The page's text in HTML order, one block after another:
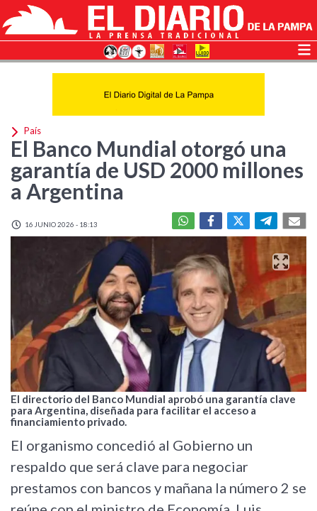
País
El Banco Mundial otorgó una
garantía de USD 2000 millones
a Argentina
16 JUNIO 2026 - 18:13
El directorio del Banco Mundial aprobó una garantía clave
para Argentina, diseñada para facilitar el acceso a
financiamiento privado.
El organismo concedió al Gobierno un
respaldo que será clave para negociar
prestamos con bancos y mañana la número 2 se